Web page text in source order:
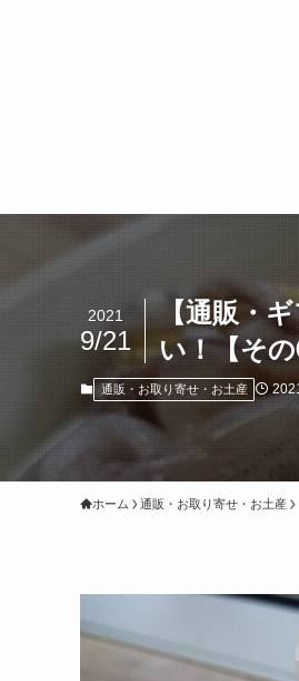
【通販・
い！【そ
2021
9/21
通販・お取り寄せ・お土産
ホーム 通販・お取り寄せ・お土産